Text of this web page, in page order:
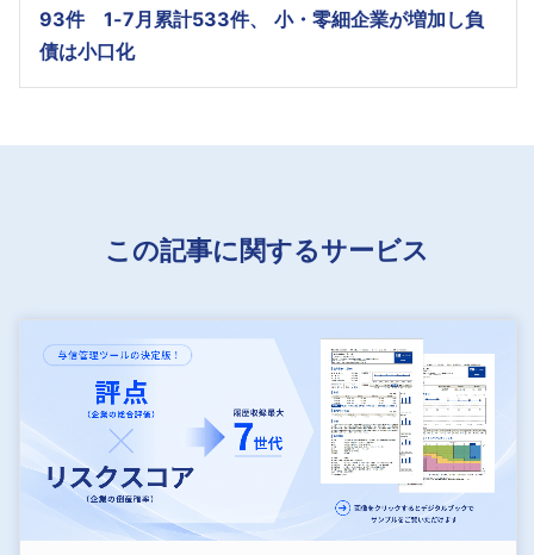
93件 1-7月累計533件、 小・零細企業が増加し負
債は小口化
この記事に関するサービス